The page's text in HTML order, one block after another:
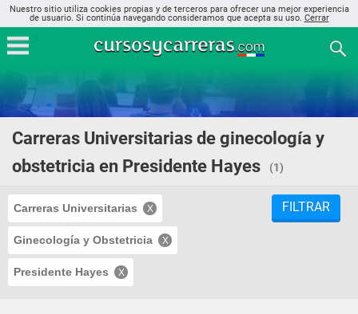
Nuestro sitio utiliza cookies propias y de terceros para ofrecer una mejor experiencia
de usuario. Si continúa navegando consideramos que acepta su uso. Cerrar
Carreras Universitarias de ginecología y
obstetricia en Presidente Hayes
(1)
Carreras Universitarias
Ginecología y Obstetricia
Presidente Hayes
FILTRAR